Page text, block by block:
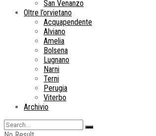
San Venanzo
Oltre l’orvietano
Acquapendente
Alviano
Amelia
Bolsena
Lugnano
Narni
Terni
Perugia
Viterbo
Archivio